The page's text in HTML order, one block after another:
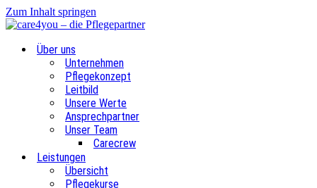
Zum Inhalt springen
Über uns
Unternehmen
Pflegekonzept
Leitbild
Unsere Werte
Ansprechpartner
Unser Team
Carecrew
Leistungen
Übersicht
Pflegekurse